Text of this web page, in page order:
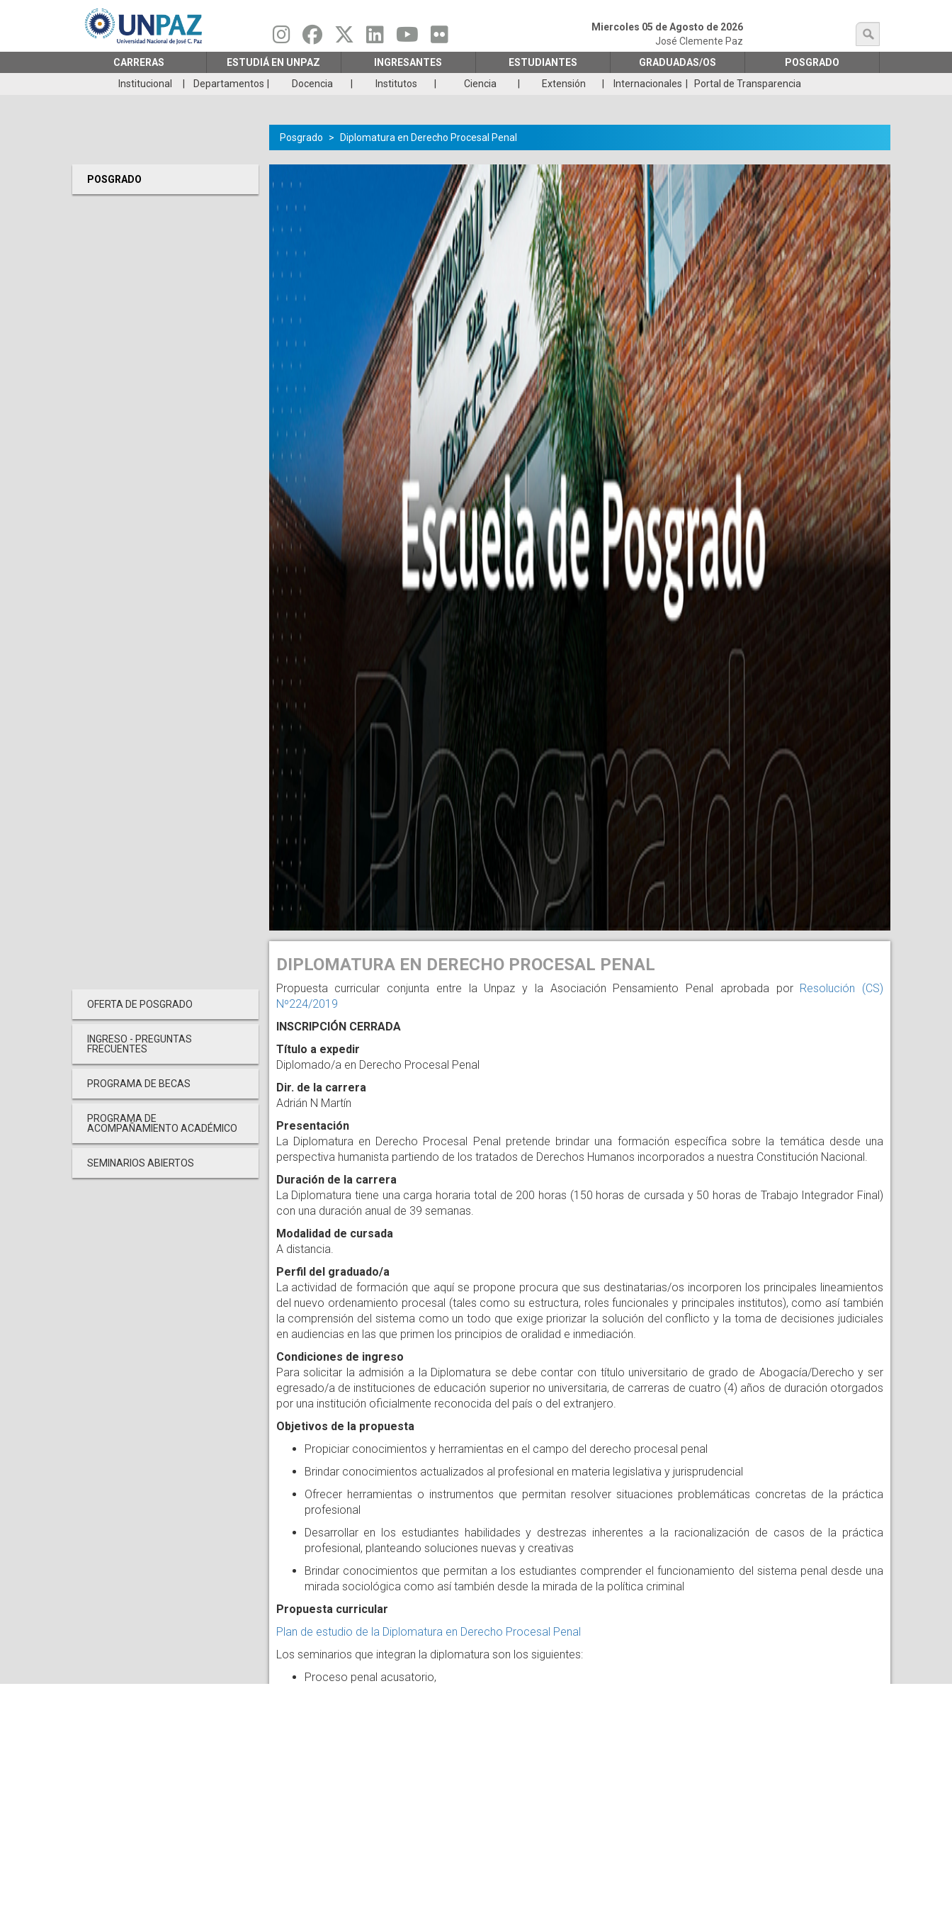
principal
búsqueda
Miercoles 05 de Agosto de 2026
José Clemente Paz
CARRERAS
ESTUDIÁ EN UNPAZ INGRESANTES ESTUDIANTES GRADUADAS/OS
POSGRADO
Institucional
Departamentos Docencia Institutos Ciencia Extensión Internacionales Portal de Transparencia
POSGRADO
OFERTA DE POSGRADO
INGRESO - PREGUNTAS
FRECUENTES
PROGRAMA DE BECAS
PROGRAMA DE
ACOMPAÑAMIENTO ACADÉMICO
SEMINARIOS ABIERTOS
Posgrado Diplomatura en Derecho Procesal Penal
DIPLOMATURA EN DERECHO PROCESAL PENAL
Propuesta curricular conjunta entre la Unpaz y la Asociación Pensamiento Penal aprobada por Resolución (CS)
Nº224/2019
INSCRIPCIÓN CERRADA
Título a expedir
Diplomado/a en Derecho Procesal Penal
Dir. de la carrera
Adrián N Martín
Presentación
La Diplomatura en Derecho Procesal Penal pretende brindar una formación específica sobre la temática desde una
perspectiva humanista partiendo de los tratados de Derechos Humanos incorporados a nuestra Constitución Nacional.
Duración de la carrera
La Diplomatura tiene una carga horaria total de 200 horas (150 horas de cursada y 50 horas de Trabajo Integrador Final)
con una duración anual de 39 semanas.
Modalidad de cursada
A distancia.
Perfil del graduado/a
La actividad de formación que aquí se propone procura que sus destinatarias/os incorporen los principales lineamientos
del nuevo ordenamiento procesal (tales como su estructura, roles funcionales y principales institutos), como así también
la comprensión del sistema como un todo que exige priorizar la solución del conflicto y la toma de decisiones judiciales
en audiencias en las que primen los principios de oralidad e inmediación.
Condiciones de ingreso
Para solicitar la admisión a la Diplomatura se debe contar con título universitario de grado de Abogacía/Derecho y ser
egresado/a de instituciones de educación superior no universitaria, de carreras de cuatro (4) años de duración otorgados
por una institución oficialmente reconocida del país o del extranjero.
Objetivos de la propuesta
Propiciar conocimientos y herramientas en el campo del derecho procesal penal
Brindar conocimientos actualizados al profesional en materia legislativa y jurisprudencial
Ofrecer herramientas o instrumentos que permitan resolver situaciones problemáticas concretas de la práctica
profesional
Desarrollar en los estudiantes habilidades y destrezas inherentes a la racionalización de casos de la práctica
profesional, planteando soluciones nuevas y creativas
Brindar conocimientos que permitan a los estudiantes comprender el funcionamiento del sistema penal desde una
mirada sociológica como así también desde la mirada de la política criminal
Propuesta curricular
Plan de estudio de la Diplomatura en Derecho Procesal Penal
Los seminarios que integran la diplomatura son los siguientes:
Proceso penal acusatorio,